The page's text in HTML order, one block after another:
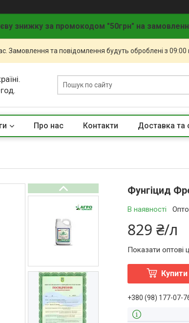
знижку за промокодом "50грн" на
Замовлення та повідомлення будуть оброблені з
Про нас Контакти Доставка та
Фунгіцид
В наявності
829 ₴/л
Показати оптові
Купити
+380 (98) 177-07-